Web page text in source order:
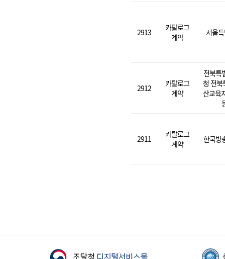
2913
카탈로그
계약
서울
2912
카탈로그
계약
전북특
청 전북
산교육
2911
카탈로그
계약
한국방